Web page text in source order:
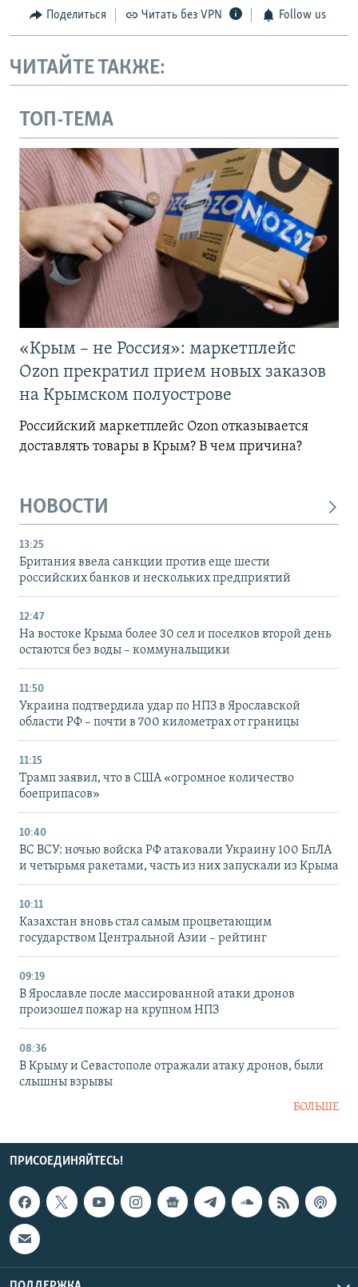
Поделиться Читать без VPN Follow us
ЧИТАЙТЕ ТАКЖЕ:
ТОП-ТЕМА
«Крым – не Россия»: маркетплейс
Ozon прекратил прием новых заказов
на Крымском полуострове
Российский маркетплейс Ozon отказывается
доставлять товары в Крым? В чем причина?
НОВОСТИ
13:25
Британия ввела санкции против еще шести
российских банков и нескольких предприятий
12:47
На востоке Крыма более 30 сел и поселков второй день
остаются без воды – коммунальщики
11:50
Украина подтвердила удар по НПЗ в Ярославской
области РФ – почти в 700 километрах от границы
11:15
Трамп заявил, что в США «огромное количество
боеприпасов»
10:40
ВС ВСУ: ночью войска РФ атаковали Украину 100 БпЛА
и четырьмя ракетами, часть из них запускали из Крыма
10:11
Казахстан вновь стал самым процветающим
государством Центральной Азии – рейтинг
09:19
В Ярославле после массированной атаки дронов
произошел пожар на крупном НПЗ
08:36
В Крыму и Севастополе отражали атаку дронов, были
слышны взрывы
БОЛЬШЕ
ПРИСОЕДИНЯЙТЕСЬ!